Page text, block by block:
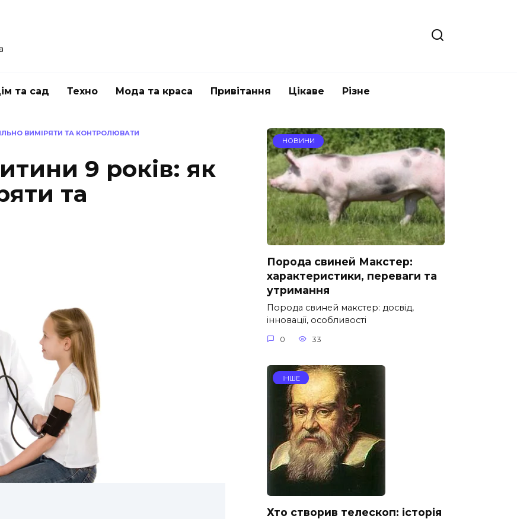
та сад Техно Мода та краса Привітання Цікаве Різне
ВИМІРЯТИ ТА КОНТРОЛЮВАТИ
9 років: як
та
НОВИНИ
Порода свиней Макстер:
характеристики, переваги та
утримання
Порода свиней макстер: досвід,
інновації, особливості
0 33
ІНШЕ
Хто створив телескоп: історія